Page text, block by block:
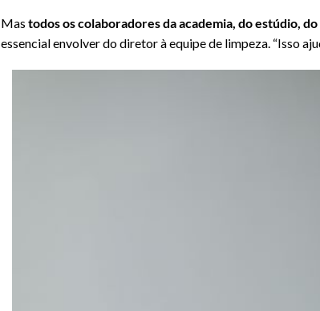
Mas todos os colaboradores da academia, do estúdio,
essencial envolver do diretor à equipe de limpeza. “Isso